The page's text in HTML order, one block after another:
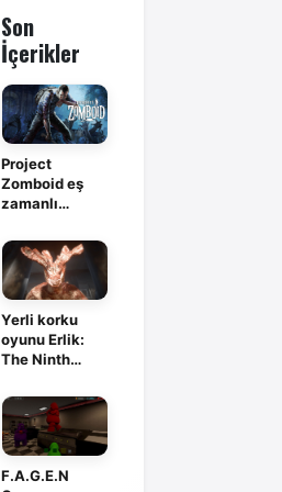
Son
İçerikler
Project
Zomboid eş
zamanlı
rekorunu
yeniledi!
Yerli korku
oyunu Erlik:
The Ninth
Steam'de
F.A.G.E.N